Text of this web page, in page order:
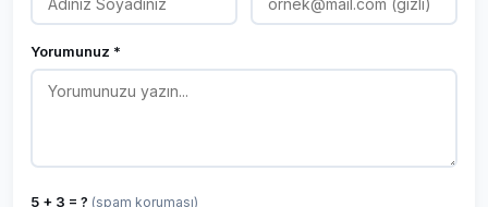
Yorumunuz *
5 + 3 = ? (spam koruması)